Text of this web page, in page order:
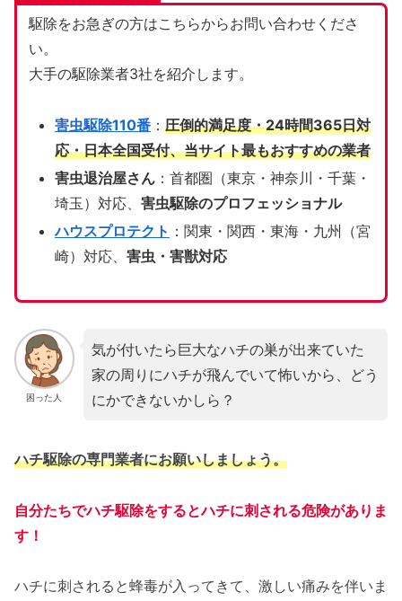
駆除をお急ぎの方はこちらからお問い合わせくださ
い。
大手の駆除業者3社を紹介します。
害虫駆除110番： 圧倒的満足度・24時間365日対
応・日本全国受付、当サイト最もおすすめの業者
害虫退治屋さん：首都圏（東京・神奈川・千葉・
埼玉）対応、 害虫駆除のプロフェッショナル
ハウスプロテクト ：関東・関西・東海・九州（宮
崎）対応、 害虫・害獣対応
困った人
気が付いたら巨大なハチの巣が出来ていた
家の周りにハチが飛んでいて怖いから、どう
にかできないかしら？
ハチ駆除の専門業者にお願いしましょう。
自分たちでハチ駆除をするとハチに刺される危険がありま
す！
ハチに刺されると蜂毒が入ってきて、激しい痛みを伴いま